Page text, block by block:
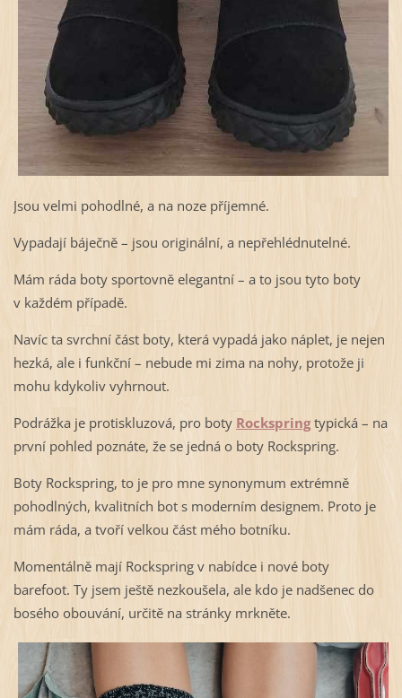
Jsou velmi pohodlné, a na noze příjemné.
Vypadají báječně – jsou originální, a nepřehlédnutelné.
Mám ráda boty sportovně elegantní – a to jsou tyto boty
v každém případě.
Navíc ta svrchní část boty, která vypadá jako náplet, je nejen
hezká, ale i funkční – nebude mi zima na nohy, protože ji
mohu kdykoliv vyhrnout.
Podrážka je protiskluzová, pro boty Rockspringtypická – na
první pohled poznáte, že se jedná o boty Rockspring.
Boty Rockspring, to je pro mne synonymum extrémně
pohodlných, kvalitních bot s moderním designem. Proto je
mám ráda, a tvoří velkou část mého botníku.
Momentálně mají Rockspring v nabídce i nové boty
barefoot. Ty jsem ještě nezkoušela, ale kdo je nadšenec do
bosého obouvání, určitě na stránky mrkněte.